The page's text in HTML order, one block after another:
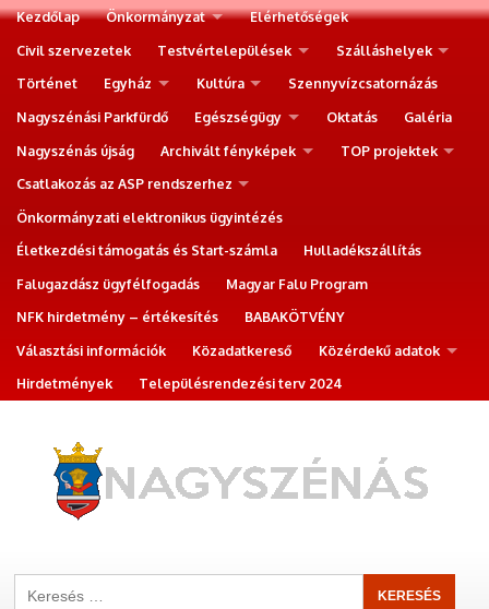
Kezdőlap Önkormányzat
Elérhetőségek
Civil szervezetek
Testvértelepülések
Szálláshelyek
Történet
Egyház Kultúra
Szennyvízcsatornázás
Nagyszénási Parkfürdő
Egészségügy Oktatás
Galéria
Nagyszénás újság
Archivált fényképek
TOP projektek
Csatlakozás az ASP rendszerhez
Önkormányzati elektronikus ügyintézés
Életkezdési támogatás és Start-számla
Hulladékszállítás
Falugazdász ügyfélfogadás
Magyar Falu Program
NFK hirdetmény – értékesítés
BABAKÖTVÉNY
Választási információk
Közadatkereső
Közérdekű adatok
Hirdetmények
Településrendezési terv 2024